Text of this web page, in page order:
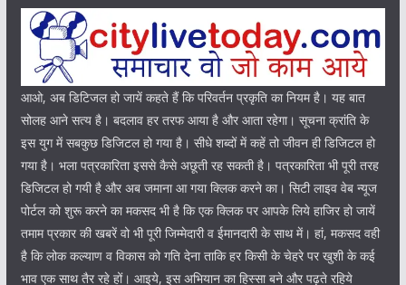
आओ, अब डिटिजल हो जायें कहते हैं कि परिवर्तन प्रकृति का नियम है। यह बात
सोलह आने सत्य है। बदलाव हर तरफ आया है और आता रहेगा। सूचना क्रांति के
इस युग में सबकुछ डिजिटल हो गया है। सीधे शब्दों में कहें तो जीवन ही डिजिटल हो
गया है। भला पत्रकारिता इससे कैसे अछूती रह सकती है। पत्रकारिता भी पूरी तरह
डिजिटल हो गयी है और अब जमाना आ गया क्लिक करने का। सिटी लाइव वेब न्यूज
पोर्टल को शुरू करने का मकसद भी है कि एक क्लिक पर आपके लिये हाजिर हो जायें
तमाम प्रकार की खबरें वो भी पूरी जिम्मेदारी व ईमानदारी के साथ में। हां, मकसद वही
है कि लोक कल्याण व विकास को गति देना ताकि हर किसी के चेहरे पर खुशी के कई
भाव एक साथ तैर रहे हों। आइये, इस अभियान का हिस्सा बने और पढ़ते रहिये